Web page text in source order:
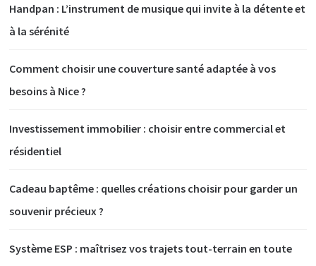
Handpan : L’instrument de musique qui invite à la détente et
à la sérénité
Comment choisir une couverture santé adaptée à vos
besoins à Nice ?
Investissement immobilier : choisir entre commercial et
résidentiel
Cadeau baptême : quelles créations choisir pour garder un
souvenir précieux ?
Système ESP : maîtrisez vos trajets tout-terrain en toute